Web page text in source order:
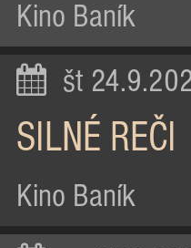
Kino Baník
št
SILNÉ REČI
Kino Baník